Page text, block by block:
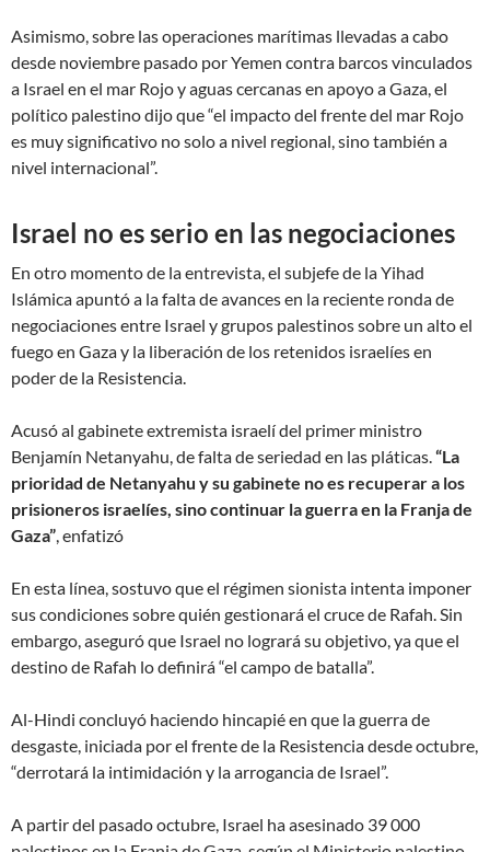
Asimismo, sobre las operaciones marítimas llevadas a cabo
desde noviembre pasado por Yemen contra barcos vinculados
a Israel en el mar Rojo y aguas cercanas en apoyo a Gaza, el
político palestino dijo que “el impacto del frente del mar Rojo
es muy significativo no solo a nivel regional, sino también a
nivel internacional”.
Israel no es serio en las negociaciones
En otro momento de la entrevista, el subjefe de la Yihad
Islámica apuntó a la falta de avances en la reciente ronda de
negociaciones entre Israel y grupos palestinos sobre un alto el
fuego en Gaza y la liberación de los retenidos israelíes en
poder de la Resistencia.
Acusó al gabinete extremista israelí del primer ministro
Benjamín Netanyahu, de falta de seriedad en las pláticas.“La
prioridad de Netanyahu y su gabinete no es recuperar a los
prisioneros israelíes, sino continuar la guerra en la Franja de
Gaza”, enfatizó
En esta línea, sostuvo que el régimen sionista intenta imponer
sus condiciones sobre quién gestionará el cruce de Rafah. Sin
embargo, aseguró que Israel no logrará su objetivo, ya que el
destino de Rafah lo definirá “el campo de batalla”.
Al-Hindi concluyó haciendo hincapié en que la guerra de
desgaste, iniciada por el frente de la Resistencia desde octubre,
“derrotará la intimidación y la arrogancia de Israel”.
A partir del pasado octubre, Israel ha asesinado 39 000